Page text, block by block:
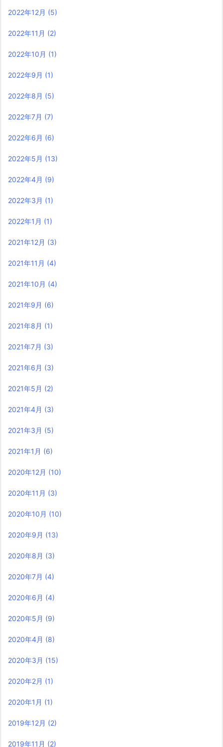
2022年12月 (5)
2022年11月 (2)
2022年10月 (1)
2022年9月 (1)
2022年8月 (5)
2022年7月 (7)
2022年6月 (6)
2022年5月 (13)
2022年4月 (9)
2022年3月 (1)
2022年1月 (1)
2021年12月 (3)
2021年11月 (4)
2021年10月 (4)
2021年9月 (6)
2021年8月 (1)
2021年7月 (3)
2021年6月 (3)
2021年5月 (2)
2021年4月 (3)
2021年3月 (5)
2021年1月 (6)
2020年12月 (10)
2020年11月 (3)
2020年10月 (10)
2020年9月 (13)
2020年8月 (3)
2020年7月 (4)
2020年6月 (4)
2020年5月 (9)
2020年4月 (8)
2020年3月 (15)
2020年2月 (1)
2020年1月 (1)
2019年12月 (2)
2019年11月 (2)